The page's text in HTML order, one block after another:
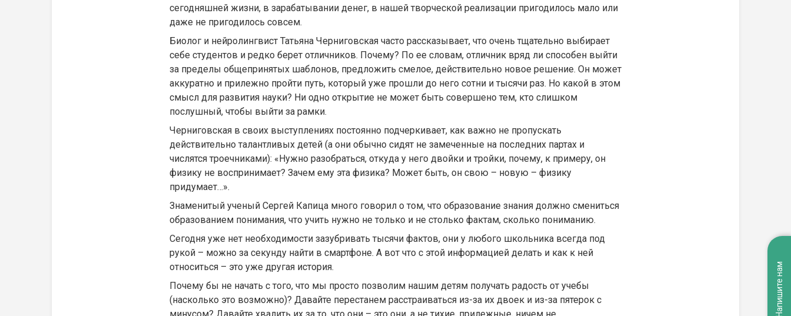
сегодняшней жизни, в зарабатывании денег, в нашей творческой реализации пригодилось мало или
даже не пригодилось совсем.
Биолог и нейролингвист Татьяна Черниговская часто рассказывает, что очень тщательно выбирает
себе студентов и редко берет отличников. Почему? По ее словам, отличник вряд ли способен выйти
за пределы общепринятых шаблонов, предложить смелое, действительно новое решение. Он может
аккуратно и прилежно пройти путь, который уже прошли до него сотни и тысячи раз. Но какой в этом
смысл для развития науки? Ни одно открытие не может быть совершено тем, кто слишком
послушный, чтобы выйти за рамки.
Черниговская в своих выступлениях постоянно подчеркивает, как важно не пропускать
действительно талантливых детей (а они обычно сидят не замеченные на последних партах и
числятся троечниками): «Нужно разобраться, откуда у него двойки и тройки, почему, к примеру, он
физику не воспринимает? Зачем ему эта физика? Может быть, он свою – новую – физику
придумает…».
Знаменитый ученый Сергей Капица много говорил о том, что образование знания должно смениться
образованием понимания, что учить нужно не только и не столько фактам, сколько пониманию.
Сегодня уже нет необходимости зазубривать тысячи фактов, они у любого школьника всегда под
рукой – можно за секунду найти в смартфоне. А вот что с этой информацией делать и как к ней
относиться – это уже другая история.
Почему бы не начать с того, что мы просто позволим нашим детям получать радость от учебы
(насколько это возможно)? Давайте перестанем расстраиваться из-за их двоек и из-за пятерок с
Напишите нам